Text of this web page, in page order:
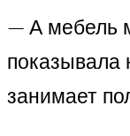
— А мебель
занимает